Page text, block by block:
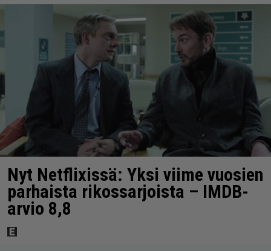
Nyt Netflixissä: Yksi viime vuosien
parhaista rikossarjoista – IMDB-
arvio 8,8